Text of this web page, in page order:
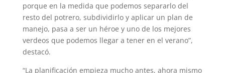
porque en la medida que podemos separarlo del
resto del potrero, subdividirlo y aplicar un plan de
manejo, pasa a ser un héroe y uno de los mejores
verdeos que podemos llegar a tener en el verano”,
destacó.
“La planificación empieza mucho antes, ahora mismo